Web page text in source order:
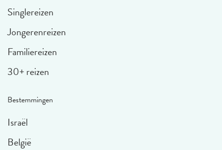
Singlereizen
Jongerenreizen
Familiereizen
30+ reizen
Bestemmingen
Israël
België